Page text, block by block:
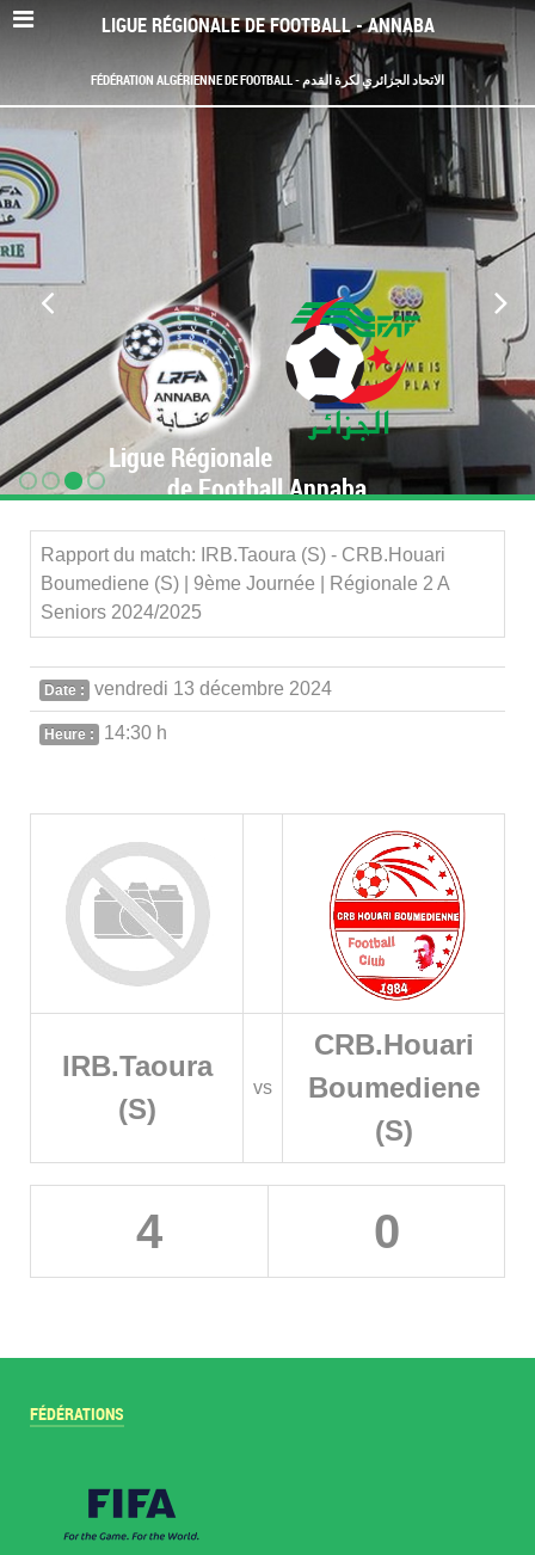
LIGUE RÉGIONALE DE FOOTBALL - ANNABA
FÉDÉRATION ALGÉRIENNE DE FOOTBALL - الاتحاد الجزائري لكرة القدم
Ligue Régionale
de Football Annaba
Rapport du match: IRB.Taoura (S) - CRB.Houari
Boumediene (S) | 9ème Journée | Régionale 2 A
Seniors 2024/2025
Date : vendredi 13 décembre 2024
Heure : 14:30 h
IRB.Taoura
(S)
vs
CRB.Houari
Boumediene
(S)
4 0
FÉDÉRATIONS